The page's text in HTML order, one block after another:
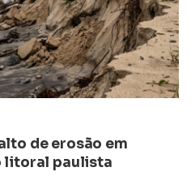
de erosão em
litoral paulista